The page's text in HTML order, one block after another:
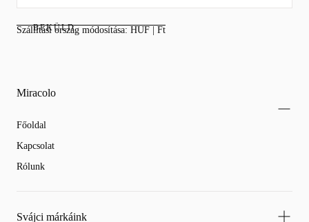
BEKÜLD
Szállítási ország módosítása: HUF | Ft
Miracolo
Főoldal
Kapcsolat
Rólunk
Svájci márkáink